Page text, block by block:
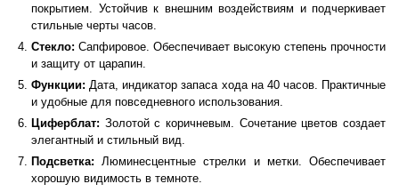
покрытием. Устойчив к внешним воздействиям и подчеркивает
стильные черты часов.
Стекло: Сапфировое. Обеспечивает высокую степень прочности
и защиту от царапин.
Функции: Дата, индикатор запаса хода на 40 часов. Практичные
и удобные для повседневного использования.
Циферблат: Золотой с коричневым. Сочетание цветов создает
элегантный и стильный вид.
Подсветка: Люминесцентные стрелки и метки. Обеспечивает
хорошую видимость в темноте.